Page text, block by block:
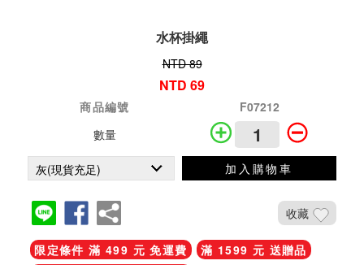
水杯掛繩
NTD 89
NTD 69
商品編號
F07212
數量
加入購物車
收藏
限定條件 滿 499 元 免運費
滿 1599 元 送贈品